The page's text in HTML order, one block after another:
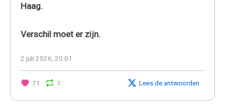
Haag.
Verschil moet er zijn.
2 juli 2026, 20:01
71 1 Lees de antwoorden